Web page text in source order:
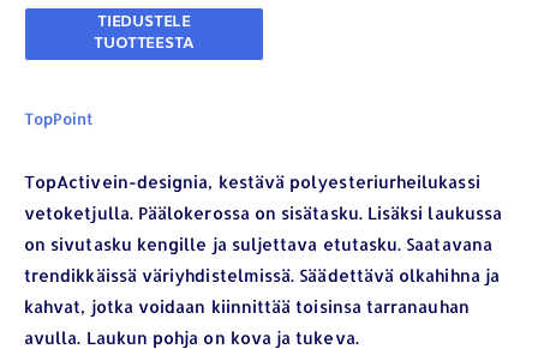
TopPoint
TopActivein-designia, kestävä polyesteriurheilukassi
vetoketjulla. Päälokerossa on sisätasku. Lisäksi laukussa
on sivutasku kengille ja suljettava etutasku. Saatavana
trendikkäissä väriyhdistelmissä. Säädettävä olkahihna ja
kahvat, jotka voidaan kiinnittää toisinsa tarranauhan
avulla. Laukun pohja on kova ja tukeva.